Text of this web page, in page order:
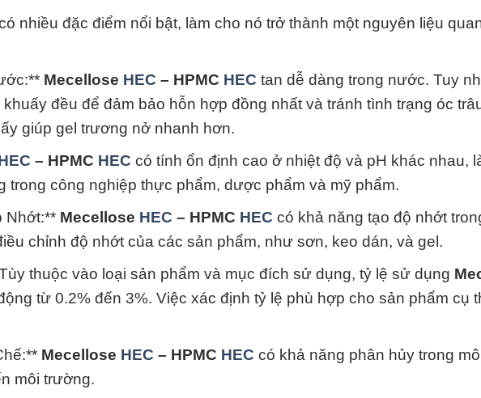
nhiều đặc điểm nổi bật, làm cho nó trở thành một nguyên liệu
Mecellose HEC – HPMC HEC tan dễ dàng trong nước. Tuy
đều để đảm bảo hỗn hợp đồng nhất và tránh tình trạng óc
giúp gel trương nở nhanh hơn.
– HPMC HEC có tính ổn định cao ở nhiệt độ và pH khác nhau,
trong công nghiệp thực phẩm, dược phẩm và mỹ phẩm.
Nhớt:** Mecellose HEC – HPMC HEC có khả năng tạo độ nhớt
chỉnh độ nhớt của các sản phẩm, như sơn, keo dán, và gel.
thuộc vào loại sản phẩm và mục đích sử dụng, tỷ lệ sử dụng
từ 0.2% đến 3%. Việc xác định tỷ lệ phù hợp cho sản phẩm cụ
Mecellose HEC – HPMC HEC có khả năng phân hủy trong
môi trường.